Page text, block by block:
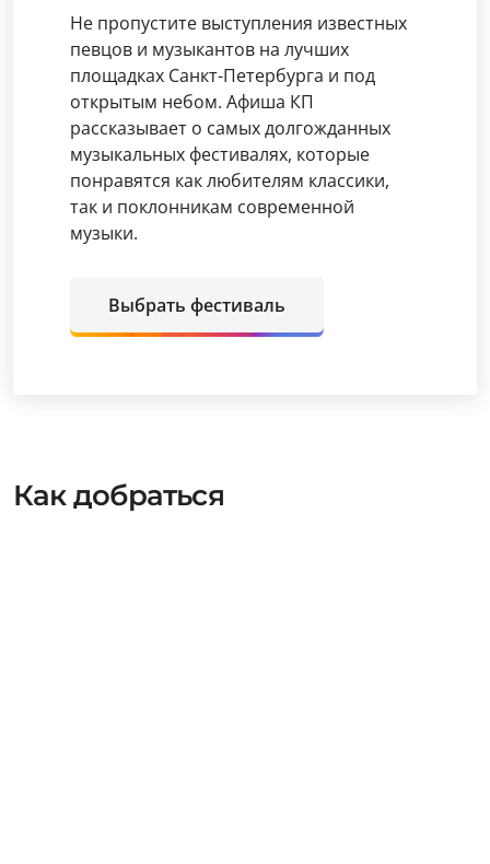
Не пропустите выступления известных
певцов и музыкантов на лучших
площадках Санкт-Петербурга и под
открытым небом. Афиша КП
рассказывает о самых долгожданных
музыкальных фестивалях, которые
понравятся как любителям классики,
так и поклонникам современной
музыки.
Выбрать фестиваль
Как добраться